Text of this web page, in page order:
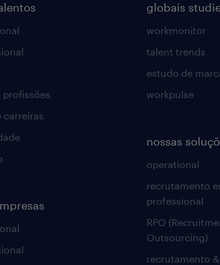
profissões
carreiras
globais
workmonitor
talent trends
estudo de
workpulse
nossas
operational
recrutamento
professional
RPO
Outsourcing)
recrutamento